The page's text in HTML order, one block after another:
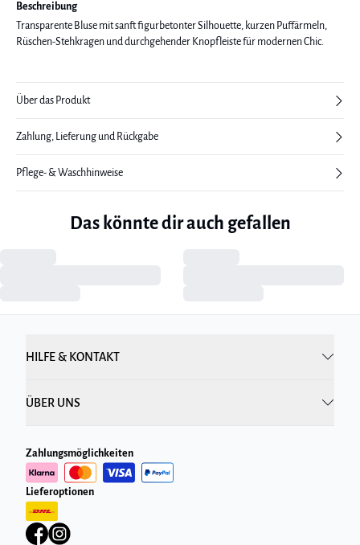
Beschreibung
Transparente Bluse mit sanft figurbetonter Silhouette, kurzen Puffärmeln,
Rüschen-Stehkragen und durchgehender Knopfleiste für modernen Chic.
Über das Produkt
Zahlung, Lieferung und Rückgabe
Pflege- & Waschhinweise
Das könnte dir auch gefallen
HILFE & KONTAKT
ÜBER UNS
Zahlungsmöglichkeiten
Lieferoptionen